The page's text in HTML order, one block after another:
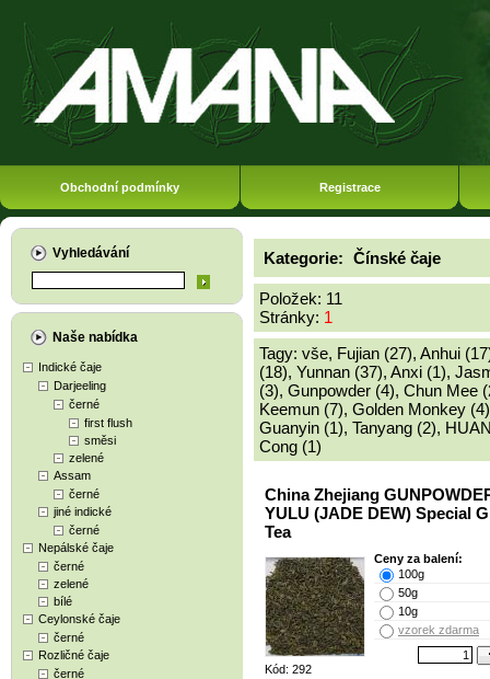
Obchodní podmínky Registrace
Vyhledávání
Naše nabídka
Indické čaje
Darjeeling
černé
first flush
směsi
zelené
Assam
černé
jiné indické
černé
Nepálské čaje
černé
zelené
bílé
Ceylonské čaje
černé
Rozličné čaje
černé
Kategorie: Čínské čaje
Položek: 11
Stránky: 1
Tagy: vše, Fujian (27), Anhui
(18), Yunnan (37), Anxi (1),
(3), Gunpowder (4), Chun Mee
Keemun (7), Golden Monkey (4)
Guanyin (1), Tanyang (2),
Cong (1)
China Zhejiang
YULU (JADE DEW) Special
Tea
Kód: 292
Ceny za balení:
100g
50g
10g
vzorek zdarma